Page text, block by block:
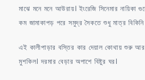
মাঝে মনে মনে আউরায়। ইংরেজি সিনেমার নায়িকা
কম জামাকাপড় পরে সমুদ্র সৈকতে শুধু মাত্র বিকিনি
এই কালীপাড়ার বস্তির কার দেয়াল কোথায় শুরু
মুশকিল। দরমার বেড়ার অপাশে বিষ্টুর ঘর।